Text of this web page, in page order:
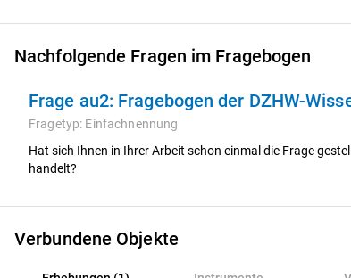
Nachfolgende Fragen im Fragebogen
Frage au2: Fragebogen der DZHW-
Fragetyp: Einfachnennung
Hat sich Ihnen in Ihrer Arbeit schon einmal die Frage
handelt?
Verbundene Objekte